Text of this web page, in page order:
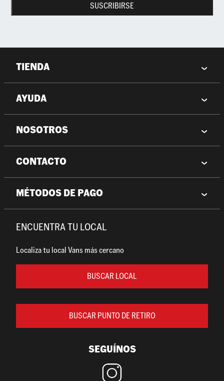
SUSCRIBIRSE
TIENDA
AYUDA
NOSOTROS
CONTACTO
MÉTODOS DE PAGO
ENCUENTRA TU LOCAL
Localiza tu local Vans más cercano
BUSCAR LOCAL
BUSCAR PUNTO DE RETIRO
SEGUÍNOS